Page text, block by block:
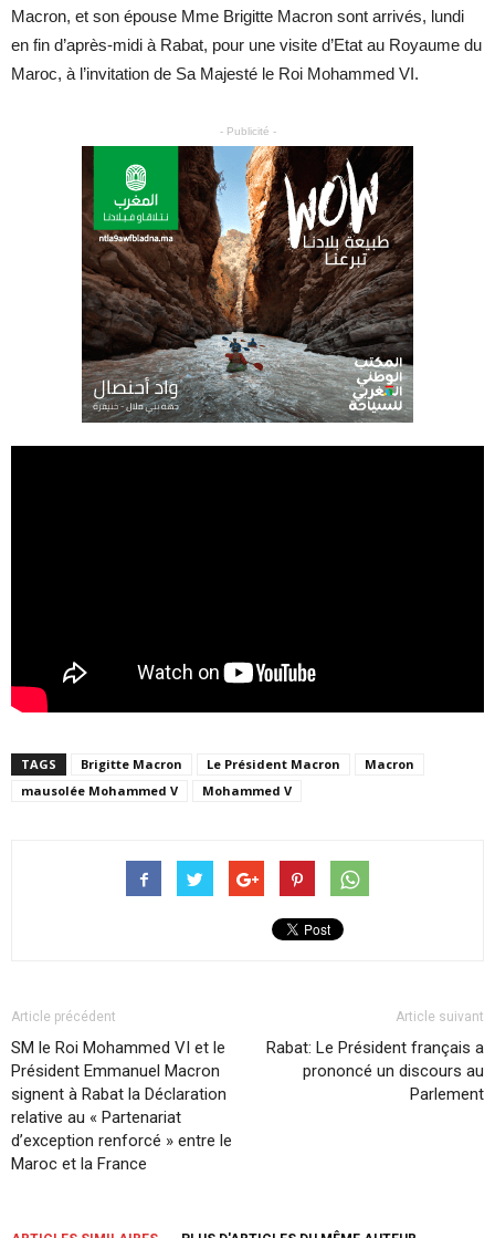
Macron, et son épouse Mme Brigitte Macron sont arrivés, lundi
en fin d’après-midi à Rabat, pour une visite d’Etat au Royaume du
Maroc, à l’invitation de Sa Majesté le Roi Mohammed VI.
- Publicité -
TAGS Brigitte Macron Le Président Macron
Macron
mausolée Mohammed V
Mohammed V
Article précédent
SM le Roi Mohammed VI et le
Président Emmanuel Macron
signent à Rabat la Déclaration
relative au « Partenariat
d’exception renforcé » entre le
Maroc et la France
Article suivant
Rabat: Le Président français a
prononcé un discours au
Parlement